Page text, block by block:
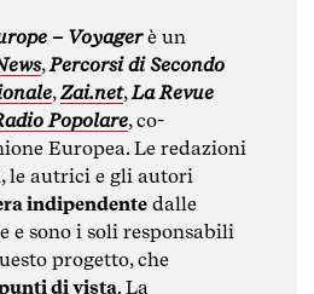
– Voyagerè un
,Percorsi di Secondo
,Zai.net,La Revue
Popolare, co-
Europea. Le redazioni
le autrici e gli autori
indipendente dalle
e sono i soli responsabili
progetto, che
di vista. La